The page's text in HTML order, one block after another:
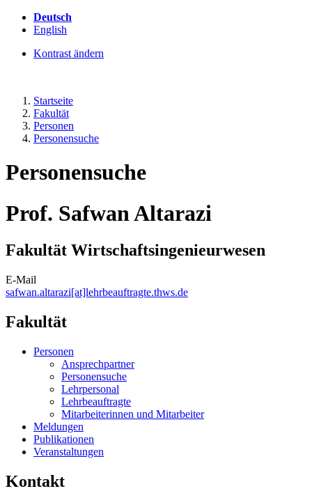
Deutsch
English
Kontrast ändern
Startseite
Fakultät
Personen
Personensuche
Personensuche
Prof. Safwan Altarazi
Fakultät Wirtschaftsingenieurwesen
E-Mail
safwan.altarazi[at]lehrbeauftragte.thws.de
Fakultät
Personen
Ansprechpartner
Personensuche
Lehrpersonal
Lehrbeauftragte
Mitarbeiterinnen und Mitarbeiter
Meldungen
Publikationen
Veranstaltungen
Kontakt